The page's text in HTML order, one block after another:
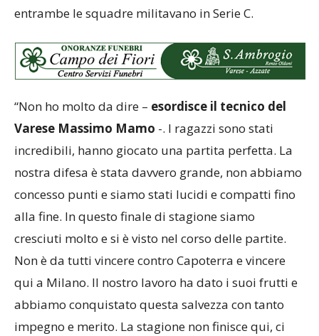
entrambe le squadre militavano in Serie C.
“Non ho molto da dire – esordisce il tecnico del
Varese Massimo Mamo -. I ragazzi sono stati
incredibili, hanno giocato una partita perfetta. La
nostra difesa è stata davvero grande, non abbiamo
concesso punti e siamo stati lucidi e compatti fino
alla fine. In questo finale di stagione siamo
cresciuti molto e si è visto nel corso delle partite.
Non è da tutti vincere contro Capoterra e vincere
qui a Milano. Il nostro lavoro ha dato i suoi frutti e
abbiamo conquistato questa salvezza con tanto
impegno e merito. La stagione non finisce qui, ci